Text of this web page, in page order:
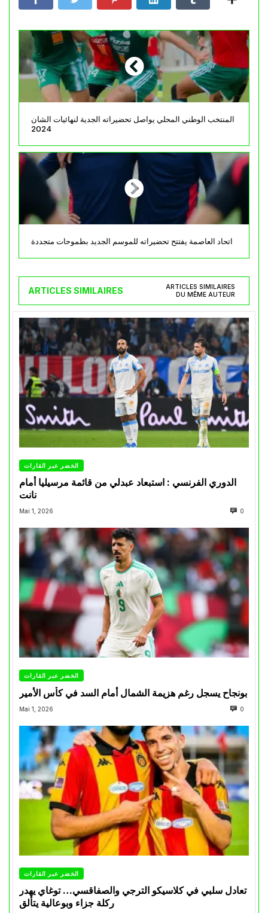
المنتخب الوطني المحلي يواصل تحضيراته الجدية لنهائيات الشان
2024
اتحاد العاصمة يفتتح تحضيراته للموسم الجديد بطموحات متجددة
ARTICLES SIMILAIRES
ARTICLES SIMILAIRES
DU MÊME AUTEUR
الخضر عبر القارات
الدوري الفرنسي : استبعاد عبدلي من قائمة مرسيليا أمام
نانت
Mai 1, 2026 0
الخضر عبر القارات
بونجاح يسجل رغم هزيمة الشمال أمام السد في كأس الأمير
Mai 1, 2026 0
الخضر عبر القارات
تعادل سلبي في كلاسيكو الترجي والصفاقسي… توغاي يهدر
ركلة جزاء وبوعالية يتألق